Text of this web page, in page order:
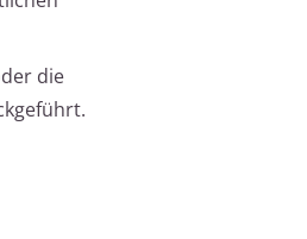
die